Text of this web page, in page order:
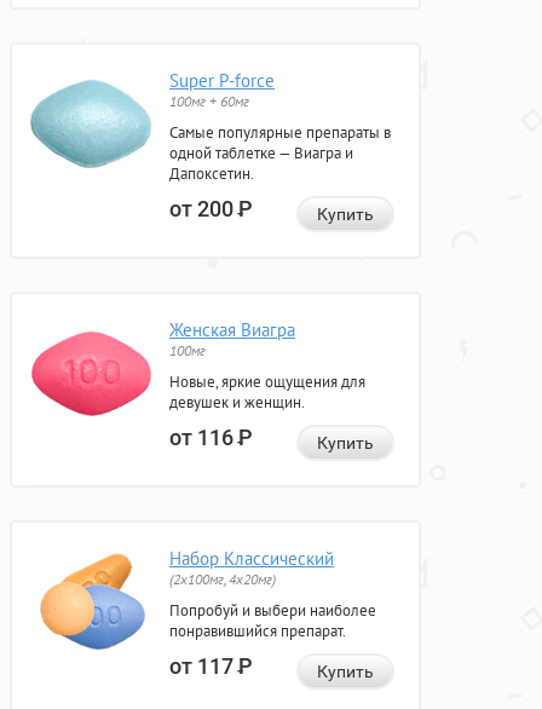
Super P-force
100мг + 60мг
Самые популярные препараты в
одной таблетке — Виагра и
Дапоксетин.
от 200Р Купить
Женская Виагра
100мг
Новые, яркие ощущения для
девушек и женщин.
от 116Р Купить
Набор Классический
(2x100мг, 4x20мг)
Попробуй и выбери наиболее
понравившийся препарат.
от 117Р Купить